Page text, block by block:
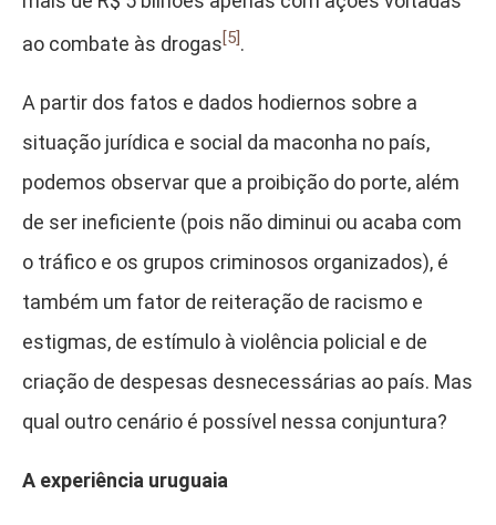
ao combate às drogas[5].
A partir dos fatos e dados hodiernos sobre a
situação jurídica e social da maconha no país,
podemos observar que a proibição do porte, além
de ser ineficiente (pois não diminui ou acaba com
o tráfico e os grupos criminosos organizados), é
também um fator de reiteração de racismo e
estigmas, de estímulo à violência policial e de
criação de despesas desnecessárias ao país. Mas
qual outro cenário é possível nessa conjuntura?
A experiência uruguaia